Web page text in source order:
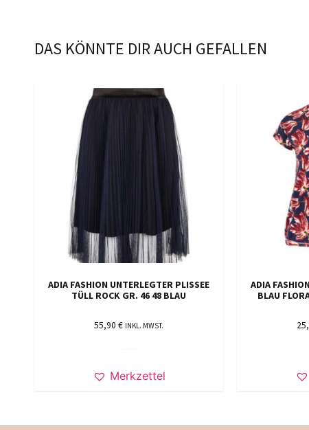
DAS KÖNNTE DIR AUCH GEFALLEN
ADIA FASHION UNTERLEGTER PLISSEE
TÜLL ROCK GR. 46 48 BLAU
55,90 € INKL. MWST.
Merkzettel
ADIA
BLAU